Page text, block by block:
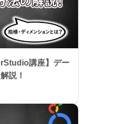
講座】デー
説！